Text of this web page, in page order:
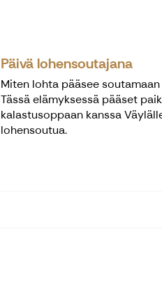
Päivä lohensoutajana
Miten lohta pääsee
Tässä elämyksessä pääset
kalastusoppaan kanssa
lohensoutua.